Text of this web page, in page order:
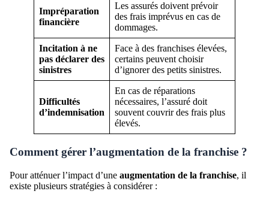
Impréparation
financière
Les assurés doivent prévoir
des frais imprévus en cas de
dommages.
Incitation à ne
pas déclarer des
sinistres
Face à des franchises élevées,
certains peuvent choisir
d’ignorer des petits sinistres.
Difficultés
d’indemnisation
En cas de réparations
nécessaires, l’assuré doit
souvent couvrir des frais plus
élevés.
Comment gérer l’augmentation de la franchise ?
Pour atténuer l’impact d’une augmentation de la franchise, il
existe plusieurs stratégies à considérer :